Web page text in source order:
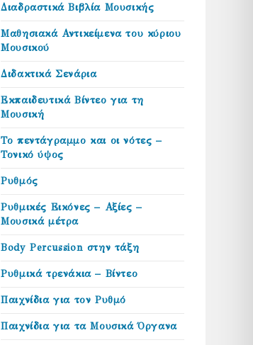
Διαδραστικά Βιβλία Μουσικής
Μαθησιακά Αντικείμενα του κύριου
Μουσικού
Διδακτικά Σενάρια
Εκπαιδευτικά Βίντεο για τη
Μουσική
Το πεντάγραμμο και οι νότες –
Τονικό ύψος
Ρυθμός
Ρυθμικές Εικόνες – Αξίες –
Μουσικά μέτρα
Body Percussion στην τάξη
Ρυθμικά τρενάκια – Βίντεο
Παιχνίδια για τον Ρυθμό
Παιχνίδια για τα Μουσικά Όργανα